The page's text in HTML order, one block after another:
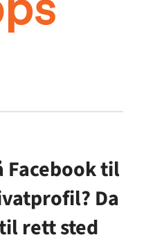
Facebook til
Da
rett sted